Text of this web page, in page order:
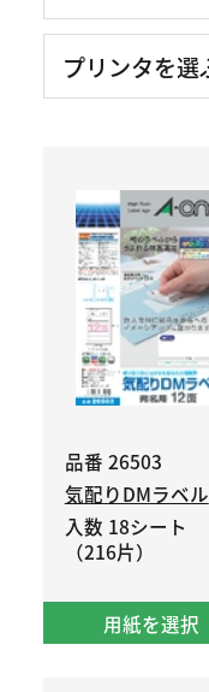
品番 26503
気配りDMラベル
入数 18シート
（216片）
用紙を選択